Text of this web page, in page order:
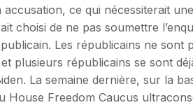
accusation, ce qui nécessiterait
choisi de ne pas soumettre
Les républicains ne sont
plusieurs républicains se sont
La semaine dernière, sur la
House Freedom Caucus